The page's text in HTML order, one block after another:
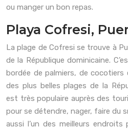
ou manger un bon repas.
Playa Cofresi,
La plage de Cofresi se trouve à
de la République dominicaine.
bordée de palmiers, de cocotiers
des plus belles plages de la
est très populaire auprès des
pour se détendre, nager, faire du
aussi l’un des meilleurs